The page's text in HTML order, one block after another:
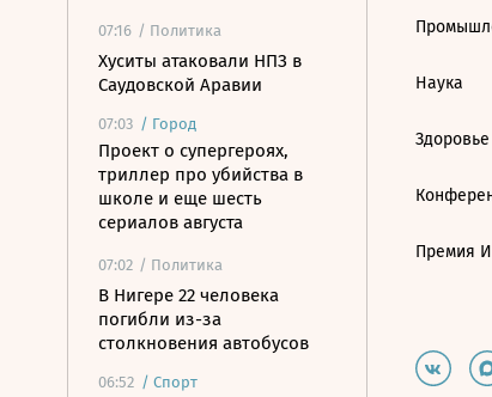
07:16 / Политика
Хуситы атаковали НПЗ в
Саудовской Аравии
07:03 / Город
Проект о супергероях,
триллер про убийства в
школе и еще шесть
сериалов августа
07:02 / Политика
В Нигере 22 человека
погибли из-за
столкновения автобусов
06:52 / Спорт
Наука
Здоровье
Премия